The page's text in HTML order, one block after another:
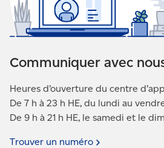
Communiquer avec
Heures d’ouverture du centre
De 7 h à 23 h HE, du lundi au
De 9 h à 21 h HE, le samedi et le
Trouver un numéro